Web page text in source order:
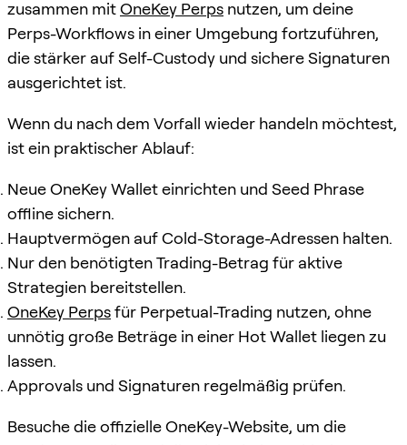
zusammen mitOneKey Perps nutzen, um deine
Perps-Workflows in einer Umgebung fortzuführen,
die stärker auf Self-Custody und sichere Signaturen
ausgerichtet ist.
Wenn du nach dem Vorfall wieder handeln möchtest,
ist ein praktischer Ablauf:
Neue OneKey Wallet einrichten und Seed Phrase
offline sichern.
Hauptvermögen auf Cold-Storage-Adressen halten.
Nur den benötigten Trading-Betrag für aktive
Strategien bereitstellen.
OneKey Perpsfür Perpetual-Trading nutzen, ohne
unnötig große Beträge in einer Hot Wallet liegen zu
lassen.
Approvals und Signaturen regelmäßig prüfen.
Besuche die offizielle OneKey-Website, um die